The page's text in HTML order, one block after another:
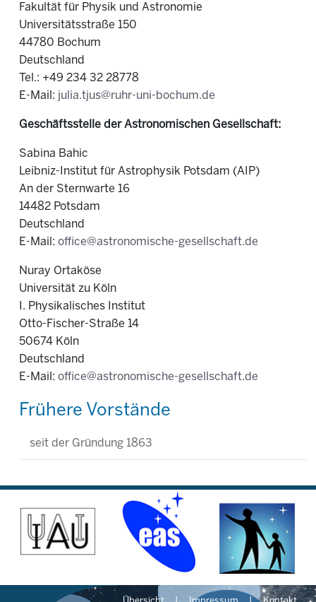
Fakultät für Physik und Astronomie
Universitätsstraße 150
44780 Bochum
Deutschland
Tel.: +49 234 32 28778
E-Mail: julia.tjus@ruhr-uni-bochum.de
Geschäftsstelle der Astronomischen Gesellschaft:
Sabina Bahic
Leibniz-Institut für Astrophysik Potsdam (AIP)
An der Sternwarte 16
14482 Potsdam
Deutschland
E-Mail: office@astronomische-gesellschaft.de
Nuray Ortaköse
Universität zu Köln
I. Physikalisches Institut
Otto-Fischer-Straße 14
50674 Köln
Deutschland
E-Mail: office@astronomische-gesellschaft.de
Frühere Vorstände
seit der Gründung 1863